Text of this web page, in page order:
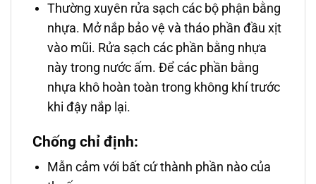
Thường xuyên rửa sạch các bộ phận bằng
nhựa. Mở nắp bảo vệ và tháo phần đầu xịt
vào mũi. Rửa sạch các phần bằng nhựa
này trong nước ấm. Để các phần bằng
nhựa khô hoàn toàn trong không khí trước
khi đậy nắp lại.
Chống chỉ định:
Mẫn cảm với bất cứ thành phần nào của